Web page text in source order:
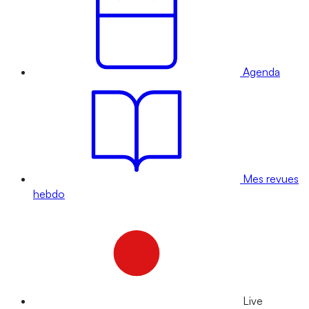
Agenda
Mes revues
hebdo
Live